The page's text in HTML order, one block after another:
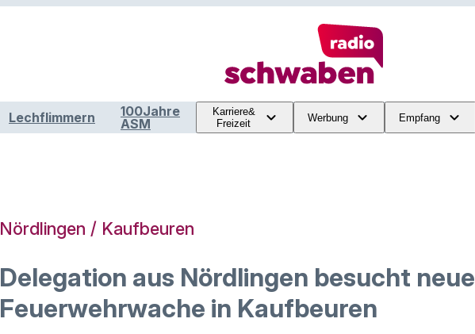
Lechflimmern
100Jahre
ASM
Karriere&
Freizeit
Werbung Empfang
Nördlingen / Kaufbeuren
Delegation aus Nördlingen besucht neue
Feuerwehrwache in Kaufbeuren